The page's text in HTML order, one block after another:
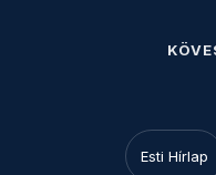
Esti Hírlap